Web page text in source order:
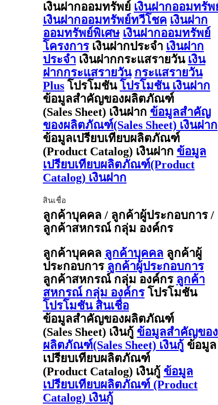
เงินฝากออมทรัพย์ เงินฝากออมทรัพ
เงินฝากออมทรัพย์ทวีโชค เงินฝาก
ออมทรัพย์พิเศษ เงินฝากออมทรัพย์
โครงการ เงินฝากประจำ เงินฝาก
ประจำ เงินฝากกระแสรายวัน เงิน
ฝากกระแสรายวัน กระแสรายวัน
Plus โปรโมชัน โปรโมชัน เงินฝาก
ข้อมูลสำคัญของผลิตภัณฑ์
(Sales Sheet) เงินฝาก ข้อมูลสำคัญ
ของผลิตภัณฑ์(Sales Sheet) เงินฝาก
ข้อมูลเปรียบเทียบผลิตภัณฑ์
(Product Catalog) เงินฝาก ข้อมูล
เปรียบเทียบผลิตภัณฑ์(Product
Catalog) เงินฝาก
สินเชื่อ
ลูกค้าบุคคล / ลูกค้าผู้ประกอบการ /
ลูกค้าสหกรณ์ กลุ่ม องค์กร
ลูกค้าบุคคล ลูกค้าบุคคล ลูกค้าผู้
ประกอบการ ลูกค้าผู้ประกอบการ
ลูกค้าสหกรณ์ กลุ่ม องค์กร ลูกค้า
สหกรณ์ กลุ่ม องค์กร โปรโมชัน
โปรโมชัน สินเชื่อ
ข้อมูลสำคัญของผลิตภัณฑ์
(Sales Sheet) เงินกู้ ข้อมูลสำคัญของ
ผลิตภัณฑ์(Sales Sheet) เงินกู้ ข้อมูล
เปรียบเทียบผลิตภัณฑ์
(Product Catalog) เงินกู้ ข้อมูล
เปรียบเทียบผลิตภัณฑ์ (Product
Catalog) เงินกู้